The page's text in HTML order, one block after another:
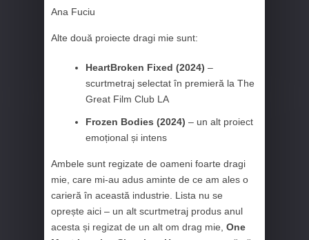
Ana Fuciu
Alte două proiecte dragi mie sunt:
HeartBroken Fixed (2024) –
scurtmetraj selectat în premieră la The
Great Film Club LA
Frozen Bodies (2024) – un alt proiect
emoțional și intens
Ambele sunt regizate de oameni foarte dragi
mie, care mi-au adus aminte de ce am ales o
carieră în această industrie. Lista nu se
oprește aici – un alt scurtmetraj produs anul
acesta și regizat de un alt om drag mie, One